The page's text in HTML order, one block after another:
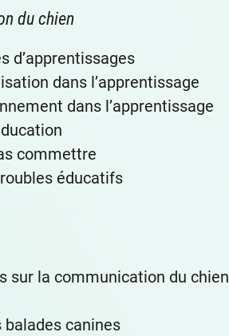
du chien
d’apprentissages
dans l’apprentissage
dans l’apprentissage
commettre
éducatifs
sur la communication du chien
canines